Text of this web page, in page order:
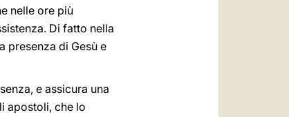
nelle ore più
Di fatto nella
presenza di Gesù e
e assicura una
apostoli, che lo